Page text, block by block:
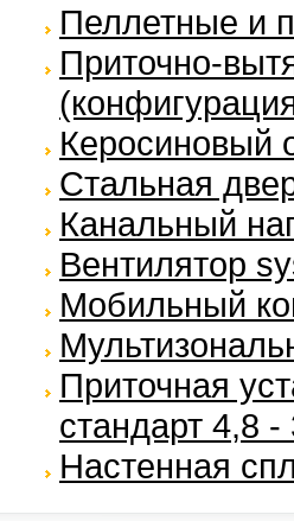
Пеллетные и
Приточно-
Керосиновый
Стальная
Канальный
Вентилятор
Мобильный
Приточная
стандарт 4,8 -
Настенная